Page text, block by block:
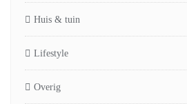
Huis & tuin
Lifestyle
Overig